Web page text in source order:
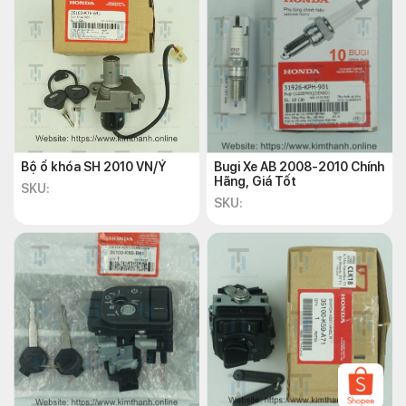
Cách bảo dưỡng khóa xe máy
Bộ ổ khóa SH 2010 VN/Ý
SKU:
Bugi Xe AB 2008-2010 Chính
Hãng, Giá Tốt
SKU: